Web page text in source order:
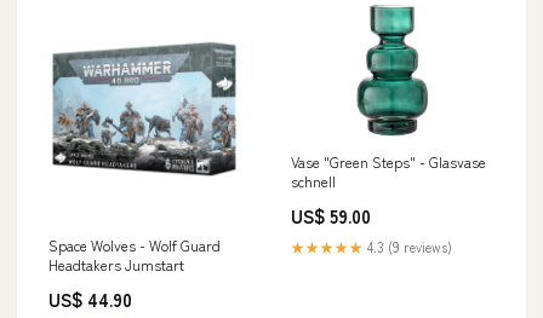
Space Wolves - Wolf Guard
Headtakers Jumstart
US$ 44.90
Vase "Green Steps" - Glasvase
schnell
US$ 59.00
★★★★★ 4.3 (9 reviews)